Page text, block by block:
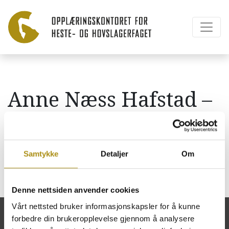
Samtykke Detaljer Om
Denne nettsiden anvender cookies
Vårt nettsted bruker informasjonskapsler for å kunne
forbedre din brukeropplevelse gjennom å analysere
Anne Næss Hafstad –
HESTEN